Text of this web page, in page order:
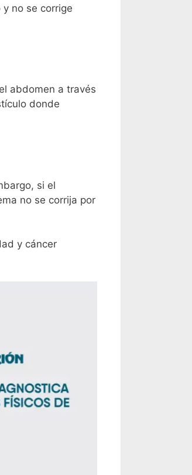
no se corrige
abdomen a través
donde
si el
no se corrija por
y cáncer